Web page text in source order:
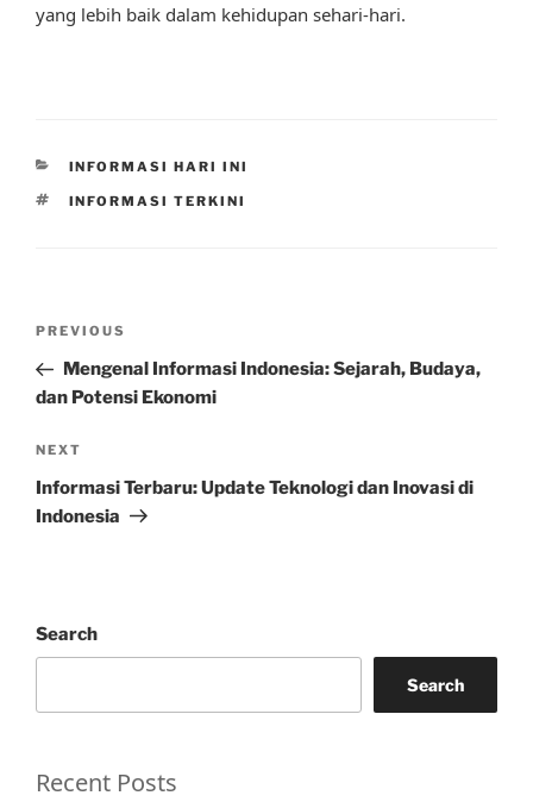
yang lebih baik dalam kehidupan sehari-hari.
CATEGORIES
INFORMASI HARI INI
TAGS
INFORMASI TERKINI
Previous
Post
PREVIOUS
Mengenal Informasi Indonesia: Sejarah, Budaya,
dan Potensi Ekonomi
Next
Post
NEXT
Informasi Terbaru: Update Teknologi dan Inovasi di
Indonesia
Search
Search
Recent Posts